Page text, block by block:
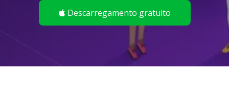
Descarregamento gratuito